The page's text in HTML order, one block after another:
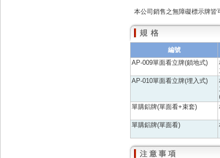
本公司銷售之無障礙標示牌
編號
AP-009單面看立牌(鎖地式)
AP-010單面看立牌(埋入式)
單購鋁牌(單面看+束套)
單購鋁牌(單面看)